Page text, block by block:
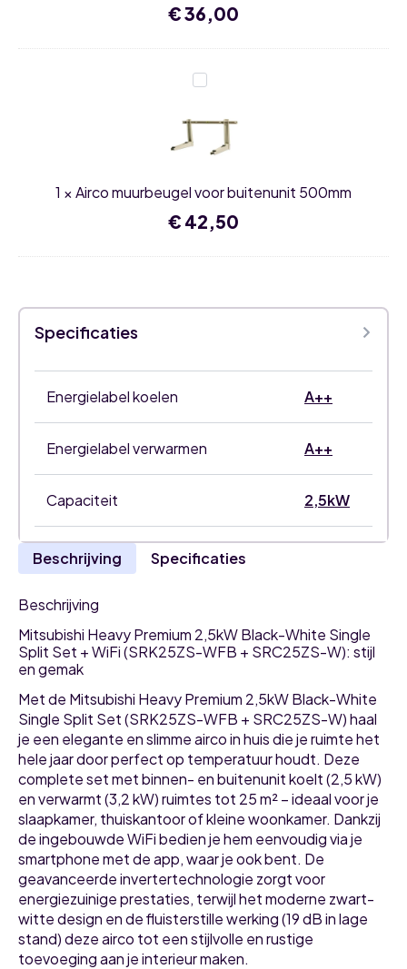
€36,00
Airco
muurbeugel
buitenunit
500mm
1 ×Airco muurbeugel voor buitenunit 500mm
€ 42,50
Specificaties
Energielabel koelen A++
Energielabel verwarmen A++
Capaciteit 2,5kW
Beschrijving Specificaties
Beschrijving
Mitsubishi Heavy Premium 2,5kW Black-White Single
Split Set + WiFi (SRK25ZS-WFB + SRC25ZS-W): stijl
en gemak
Met de Mitsubishi Heavy Premium 2,5kW Black-White
Single Split Set (SRK25ZS-WFB + SRC25ZS-W) haal
je een elegante en slimme airco in huis die je ruimte het
hele jaar door perfect op temperatuur houdt. Deze
complete set met binnen- en buitenunit koelt (2,5 kW)
en verwarmt (3,2 kW) ruimtes tot 25 m² – ideaal voor je
slaapkamer, thuiskantoor of kleine woonkamer. Dankzij
de ingebouwde WiFi bedien je hem eenvoudig via je
smartphone met de app, waar je ook bent. De
geavanceerde invertertechnologie zorgt voor
energiezuinige prestaties, terwijl het moderne zwart-
witte design en de fluisterstille werking (19 dB in lage
stand) deze airco tot een stijlvolle en rustige
toevoeging aan je interieur maken.